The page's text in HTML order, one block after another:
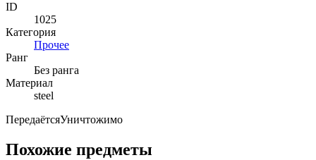
ID
1025
Категория
Прочее
Ранг
Без ранга
Материал
steel
ПередаётсяУничтожимо
Похожие предметы